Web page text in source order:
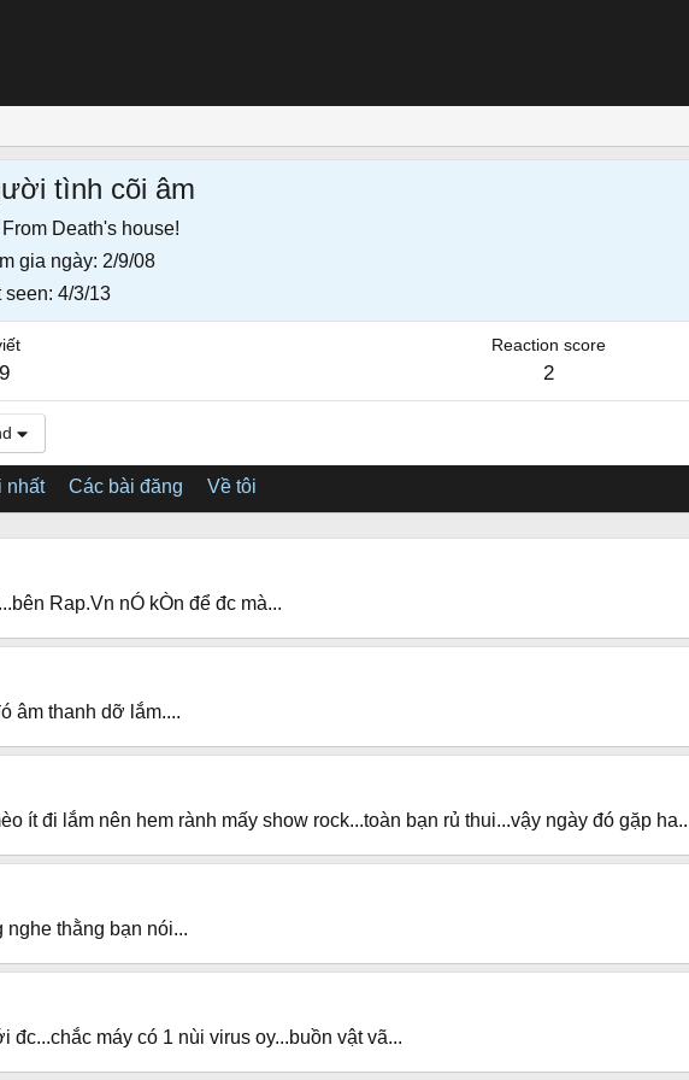
tình cõi âm
From Death's house!
gia ngày 2/9/08
seen 4/3/13
Reaction score
2
nhất Các bài đăng Về tôi
Rap.Vn nÓ kÒn để đc mà...
âm thanh dỡ lắm....
ít đi lắm nên hem rành mấy show rock...toàn bạn rủ thui...vậy ngày đó gặp
thằng bạn nói...
đc...chắc máy có 1 nùi virus oy...buồn vật vã...